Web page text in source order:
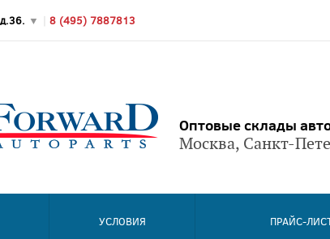
▼ 8 (495) 7887813
Оптовые склады
Москва, Санкт-
УСЛОВИЯ ПРАЙС-